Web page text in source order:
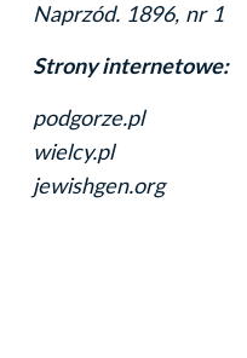
Naprzód. 1896, nr 1
Strony internetowe:
podgorze.pl
wielcy.pl
jewishgen.org